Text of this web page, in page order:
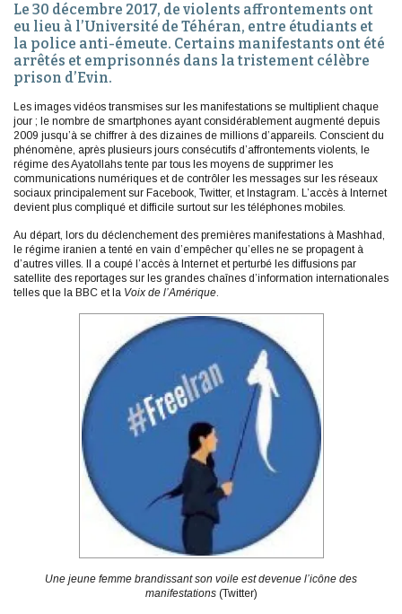
Le 30 décembre 2017, de violents affrontements ont
eu lieu à l’Université de Téhéran, entre étudiants et
la police anti-émeute. Certains manifestants ont été
arrêtés et emprisonnés dans la tristement célèbre
prison d’Evin.
Les images vidéos transmises sur les manifestations se multiplient chaque
jour ; le nombre de smartphones ayant considérablement augmenté depuis
2009 jusqu’à se chiffrer à des dizaines de millions d’appareils. Conscient du
phénomène, après plusieurs jours consécutifs d’affrontements violents, le
régime des Ayatollahs tente par tous les moyens de supprimer les
communications numériques et de contrôler les messages sur les réseaux
sociaux principalement sur Facebook, Twitter, et Instagram. L’accès à Internet
devient plus compliqué et difficile surtout sur les téléphones mobiles.
Au départ, lors du déclenchement des premières manifestations à Mashhad,
le régime iranien a tenté en vain d’empêcher qu’elles ne se propagent à
d’autres villes. Il a coupé l’accès à Internet et perturbé les diffusions par
satellite des reportages sur les grandes chaînes d’information internationales
telles que la BBC et la Voix de l’Amérique.
Une jeune femme brandissant son voile est devenue l’icône des
manifestations(Twitter)